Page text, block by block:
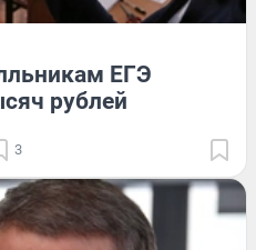
ЕГЭ
рублей
3